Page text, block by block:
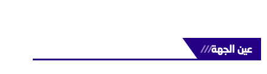
عين الجهة///